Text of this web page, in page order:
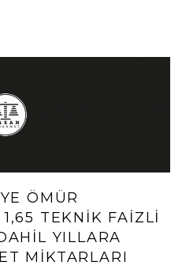
ÖMÜR
TEKNİK FAİZLİ
YILLARA
MIKTARLARI